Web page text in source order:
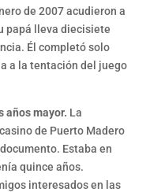
de 2007 acudieron a
papá lleva diecisiete
Él completó solo
a la tentación del juego
años mayor. La
de Puerto Madero
Estaba en
quince años.
interesados en las